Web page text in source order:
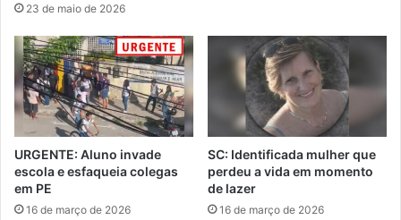
23 de maio de 2026
URGENTE: Aluno invade
escola e esfaqueia colegas
em PE
16 de março de 2026
SC: Identificada mulher que
perdeu a vida em momento
de lazer
16 de março de 2026